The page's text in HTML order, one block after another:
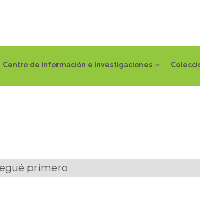
Centro de Información e Investigaciones
primero¨